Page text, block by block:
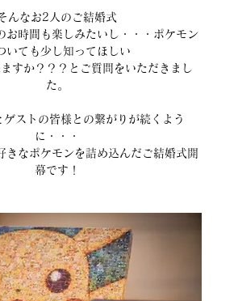
んなお2人のご結婚式
お時間も楽しみたいし・・・ポケモン
いても少し知ってほしい
すか？？？とご質問をいただきまし
た。
ストの皆様との繋がりが続くよう
に・・・
きなポケモンを詰め込んだご結婚式開
幕です！